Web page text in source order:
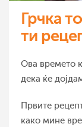
Грчка
ти
Ова времето
дека ќе
Првите
како мине